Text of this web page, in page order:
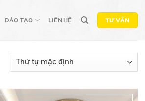
ĐÀO TẠO LIÊN HỆ TƯ VẤN